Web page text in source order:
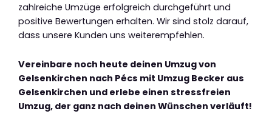
zahlreiche Umzüge erfolgreich durchgeführt und
positive Bewertungen erhalten. Wir sind stolz darauf,
dass unsere Kunden uns weiterempfehlen.
Vereinbare noch heute deinen Umzug von
Gelsenkirchen nach Pécs mit Umzug Becker aus
Gelsenkirchen und erlebe einen stressfreien
Umzug, der ganz nach deinen Wünschen verläuft!